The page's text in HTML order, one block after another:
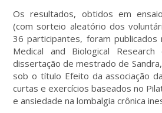
Os resultados, obtidos em
(com sorteio aleatório dos
36 participantes, foram publicados
Medical and Biological
dissertação de mestrado de
sob o título Efeito da associação
curtas e exercícios baseados no
e ansiedade na lombalgia crônica